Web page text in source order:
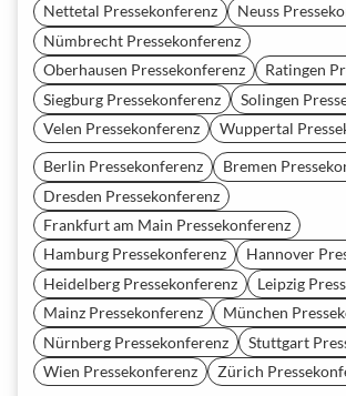
Nettetal Pressekonferenz
Neuss
Nümbrecht Pressekonferenz
Oberhausen Pressekonferenz
Ratingen
Siegburg Pressekonferenz
Solingen
Velen Pressekonferenz
Wuppertal
Berlin Pressekonferenz
Bremen
Dresden Pressekonferenz
Frankfurt am Main Pressekonferenz
Hamburg Pressekonferenz
Hannover
Heidelberg Pressekonferenz
Leipzig
Mainz Pressekonferenz
München
Nürnberg Pressekonferenz
Stuttgart
Wien Pressekonferenz
Zürich